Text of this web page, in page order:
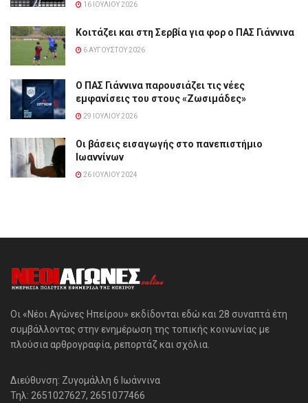
16 ΙΟΥΛΊΟΥ 2026
Κοιτάζει και στη Σερβία για φορ ο ΠΑΣ Γιάννινα
6 ΑΥΓΟΎΣΤΟΥ 2026
Ο ΠΑΣ Γιάννινα παρουσιάζει τις νέες
εμφανίσεις του στους «Ζωσιμάδες»
29 ΙΟΥΛΊΟΥ 2026
Οι βάσεις εισαγωγής στο πανεπιστήμιο
Ιωαννίνων
26 ΙΟΥΛΊΟΥ 2024
Οι «Νέοι Αγώνες Ηπείρου» εκδίδονται εδώ και 28 συναπτά έτη
συμβάλλοντας στην ενημέρωση της τοπικής κοινωνίας με
πλούσια αρθρογραφία, ρεπορτάζ και σχόλια.
Διεύθυνση: Ζυγομάλλη 6 Ιωάννινα
Τηλ: 2651027627, 2651077466